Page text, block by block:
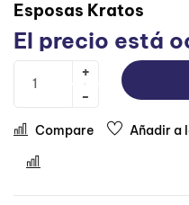
Esposas Kratos
El precio está
Compare Añadir a